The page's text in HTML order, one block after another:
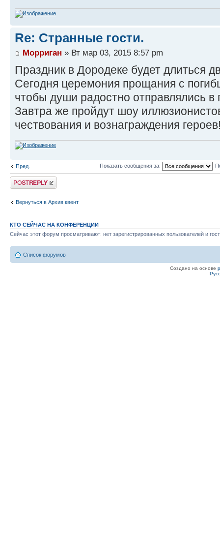
Re: Странные гости.
Морриган » Вт мар 03, 2015 8:57 pm
Праздник в Дородеке будет длиться
Сегодня церемония прощания с
чтобы души радостно отправлялись в
Завтра же пройдут шоу
чествования и вознаграждения
Пред. Показать сообщения за:
Ответить
Вернуться в Архив квент
КТО СЕЙЧАС НА КОНФЕРЕНЦИИ
Сейчас этот форум просматривают: нет зарегистрированных пользователей и
Список форумов
Создано на основе